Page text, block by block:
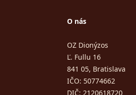
O nás
OZ Dionýzos
Ľ. Fullu 16
841 05, Bratislava
IČO: 50774662
DIČ: 2120618720